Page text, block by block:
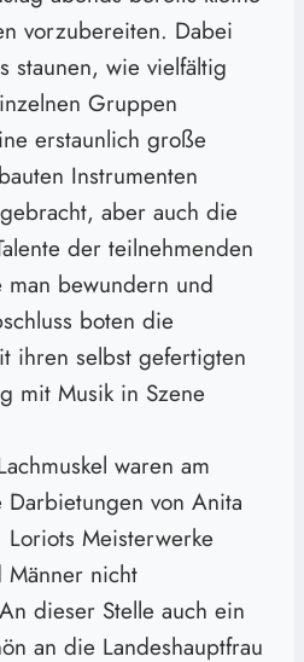
vorzubereiten. Dabei
staunen, wie vielfältig
Gruppen
erstaunlich große
Instrumenten
aber auch die
der teilnehmenden
bewundern und
boten die
ihren selbst gefertigten
mit Musik in Szene
waren am
Darbietungen von Anita
Loriots Meisterwerke
Männer nicht
dieser Stelle auch ein
an die Landeshauptfrau